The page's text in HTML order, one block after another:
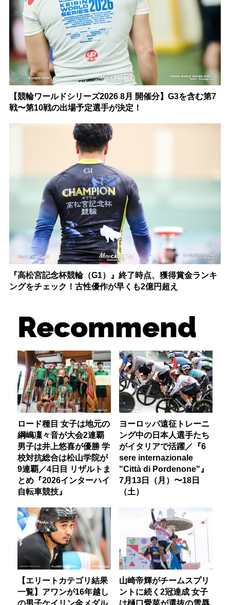
【競輪ワールドシリーズ2026 8月 開催分】G3を含む第7
戦〜第10戦の出場予定選手が決定！
『高松宮記念杯競輪（G1）』終了時点、獲得賞金ランキ
ングをチェック！古性優作が早くも2億円超え
Recommend
ロード種目 女子は地元の
綱嶋凜々音が大会2連覇
男子は井上悠喜が優勝 学
校対抗総合は松山学院が
9連覇／4日目 リザルトま
とめ『2026インターハイ
自転車競技』
ヨーロッパ遠征トレーニ
ング中の日本人選手たち
がイタリアで活躍／『6
sere internazionale
"Città di Pordenone"』
7月13日（月）〜18日
（土）
【エリートカテゴリ結果
一覧】アワンが16年越し
の男子ケイリン金メダル
山崎帝輝がチームスプリ
ントに続く2冠達成 女子
は樋口愛菜が選抜の雪辱